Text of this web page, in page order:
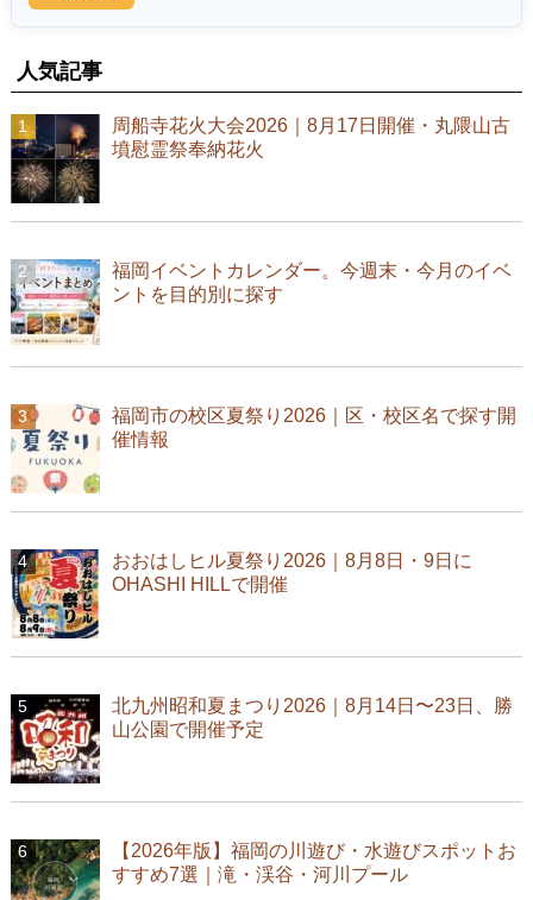
人気記事
周船寺花火大会2026｜8月17日開催・丸隈山古
墳慰霊祭奉納花火
福岡イベントカレンダー。今週末・今月のイベ
ントを目的別に探す
福岡市の校区夏祭り2026｜区・校区名で探す開
催情報
おおはしヒル夏祭り2026｜8月8日・9日に
OHASHI HILLで開催
北九州昭和夏まつり2026｜8月14日〜23日、勝
山公園で開催予定
【2026年版】福岡の川遊び・水遊びスポットお
すすめ7選｜滝・渓谷・河川プール